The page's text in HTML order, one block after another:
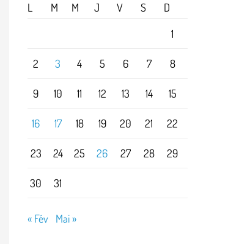
L
M M J V S
D
1
2 3 4 5 6 7 8
9 10 11 12 13 14 15
16 17 18 19 20 21 22
23 24 25 26 27 28 29
30 31
« Fév Mai »